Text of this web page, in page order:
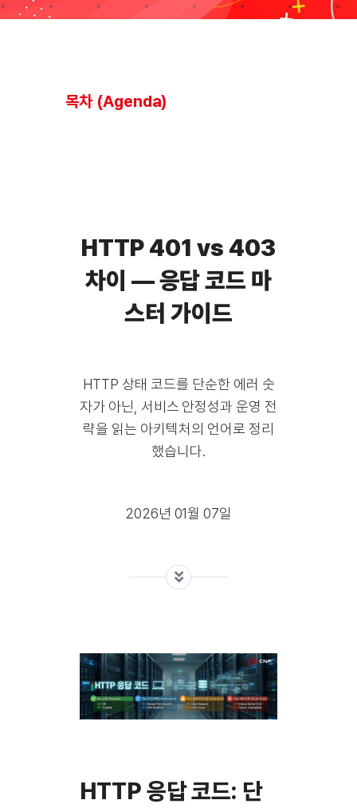
Search
목차 (Agenda)
HTTP 401 vs 403
차이 — 응답 코드 마
스터 가이드
HTTP 상태 코드를 단순한 에러 숫
자가 아닌, 서비스 안정성과 운영 전
략을 읽는 아키텍처의 언어로 정리
했습니다.
2026년 01월 07일
HTTP 응답 코드: 단